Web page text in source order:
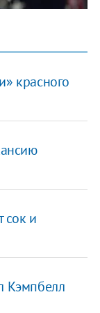
красного
сок и
Кэмпбелл